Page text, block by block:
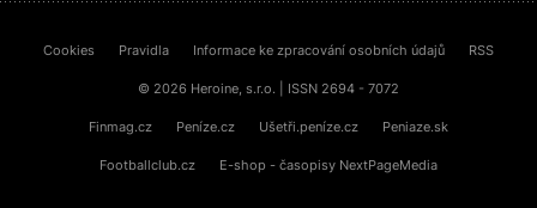
Cookies Pravidla Informace ke zpracování osobních údajů RSS
© 2026 Heroine, s.r.o. | ISSN 2694 - 7072
Finmag.cz Peníze.cz Ušetři.peníze.cz Peniaze.sk
Footballclub.cz E-shop - časopisy NextPageMedia